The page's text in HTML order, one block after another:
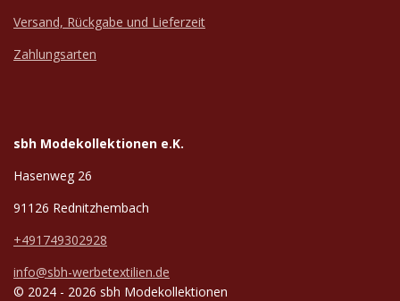
Versand, Rückgabe und Lieferzeit
Zahlungsarten
sbh Modekollektionen e.K.
Hasenweg 26
91126 Rednitzhembach
+491749302928
info@sbh-werbetextilien.de
© 2024 - 2026 sbh Modekollektionen